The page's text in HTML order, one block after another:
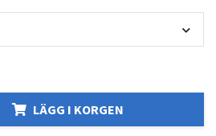
LÄGG I KORGEN